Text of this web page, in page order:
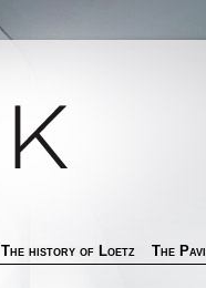
The history of Loetz The